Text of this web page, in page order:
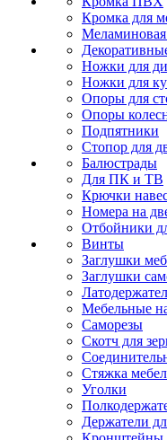
Кромка для
Ножки для
Ножки для
Опоры для
Опоры
Подпятники
Стопор для
Балюстрады
Для ПК и ТВ
Крючки
Номера на
Отбойники
Винты
Заглушки
Заглушки
Мебельные
Саморезы
Скотч для
Стяжка
Уголки
Держатели